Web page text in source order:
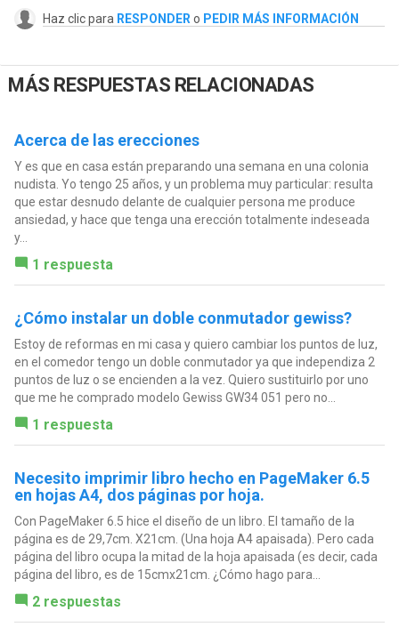
Haz clic para RESPONDER o PEDIR MÁS INFORMACIÓN
MÁS RESPUESTAS RELACIONADAS
Acerca de las erecciones
Y es que en casa están preparando una semana en una colonia
nudista. Yo tengo 25 años, y un problema muy particular: resulta
que estar desnudo delante de cualquier persona me produce
ansiedad, y hace que tenga una erección totalmente indeseada
y...
1 respuesta
¿Cómo instalar un doble conmutador gewiss?
Estoy de reformas en mi casa y quiero cambiar los puntos de luz,
en el comedor tengo un doble conmutador ya que independiza 2
puntos de luz o se encienden a la vez. Quiero sustituirlo por uno
que me he comprado modelo Gewiss GW34 051 pero no...
1 respuesta
Necesito imprimir libro hecho en PageMaker 6.5
en hojas A4, dos páginas por hoja.
Con PageMaker 6.5 hice el diseño de un libro. El tamaño de la
página es de 29,7cm. X21cm. (Una hoja A4 apaisada). Pero cada
página del libro ocupa la mitad de la hoja apaisada (es decir, cada
página del libro, es de 15cmx21cm. ¿Cómo hago para...
2 respuestas